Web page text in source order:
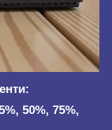
50%, 75%,